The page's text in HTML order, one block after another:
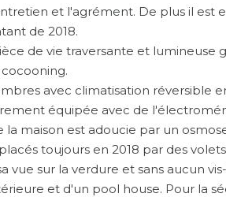
et l'agrément. De plus il est
de 2018.
de vie traversante et lumineuse
avec climatisation réversible
équipée avec de
la maison est adoucie par un
toujours en 2018 par des
vue sur la verdure et sans aucun
et d'un pool house. Pour la